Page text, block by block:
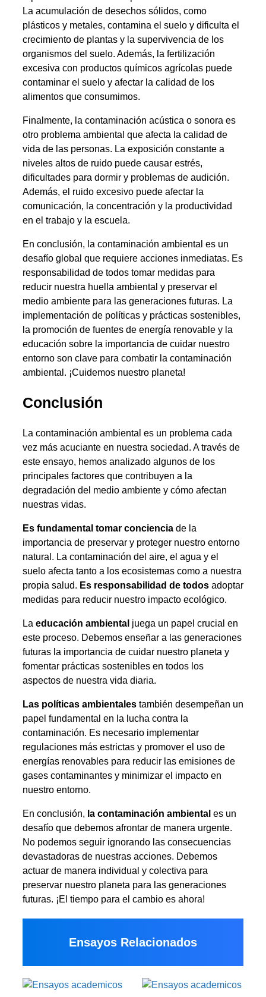
La acumulación de desechos sólidos, como
plásticos y metales, contamina el suelo y dificulta el
crecimiento de plantas y la supervivencia de los
organismos del suelo. Además, la fertilización
excesiva con productos químicos agrícolas puede
contaminar el suelo y afectar la calidad de los
alimentos que consumimos.
Finalmente, la contaminación acústica o sonora es
otro problema ambiental que afecta la calidad de
vida de las personas. La exposición constante a
niveles altos de ruido puede causar estrés,
dificultades para dormir y problemas de audición.
Además, el ruido excesivo puede afectar la
comunicación, la concentración y la productividad
en el trabajo y la escuela.
En conclusión, la contaminación ambiental es un
desafío global que requiere acciones inmediatas. Es
responsabilidad de todos tomar medidas para
reducir nuestra huella ambiental y preservar el
medio ambiente para las generaciones futuras. La
implementación de políticas y prácticas sostenibles,
la promoción de fuentes de energía renovable y la
educación sobre la importancia de cuidar nuestro
entorno son clave para combatir la contaminación
ambiental. ¡Cuidemos nuestro planeta!
Conclusión
La contaminación ambiental es un problema cada
vez más acuciante en nuestra sociedad. A través de
este ensayo, hemos analizado algunos de los
principales factores que contribuyen a la
degradación del medio ambiente y cómo afectan
nuestras vidas.
Es fundamental tomar conciencia de la
importancia de preservar y proteger nuestro entorno
natural. La contaminación del aire, el agua y el
suelo afecta tanto a los ecosistemas como a nuestra
propia salud. Es responsabilidad de todos adoptar
medidas para reducir nuestro impacto ecológico.
La educación ambiental juega un papel crucial en
este proceso. Debemos enseñar a las generaciones
futuras la importancia de cuidar nuestro planeta y
fomentar prácticas sostenibles en todos los
aspectos de nuestra vida diaria.
Las políticas ambientales también desempeñan un
papel fundamental en la lucha contra la
contaminación. Es necesario implementar
regulaciones más estrictas y promover el uso de
energías renovables para reducir las emisiones de
gases contaminantes y minimizar el impacto en
nuestro entorno.
En conclusión, la contaminación ambiental es un
desafío que debemos afrontar de manera urgente.
No podemos seguir ignorando las consecuencias
devastadoras de nuestras acciones. Debemos
actuar de manera individual y colectiva para
preservar nuestro planeta para las generaciones
futuras. ¡El tiempo para el cambio es ahora!
Ensayos Relacionados